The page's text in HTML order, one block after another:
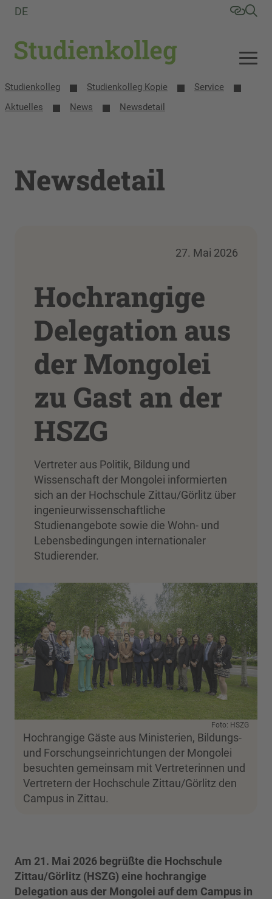
DE
Studienkolleg Studienkolleg Kopie
Service
Aktuelles
News Newsdetail
Newsdetail
27. Mai 2026
Hochrangige
Delegation aus
der Mongolei
zu Gast an der
HSZG
Vertreter aus Politik, Bildung und
Wissenschaft der Mongolei informierten
sich an der Hochschule Zittau/Görlitz über
ingenieurwissenschaftliche
Studienangebote sowie die Wohn- und
Lebensbedingungen internationaler
Studierender.
Foto: HSZG
Hochrangige Gäste aus Ministerien, Bildungs-
und Forschungseinrichtungen der Mongolei
besuchten gemeinsam mit Vertreterinnen und
Vertretern der Hochschule Zittau/Görlitz den
Campus in Zittau.
Am 21. Mai 2026 begrüßte die Hochschule
Zittau/Görlitz (HSZG) eine hochrangige
Delegation aus der Mongolei auf dem Campus in